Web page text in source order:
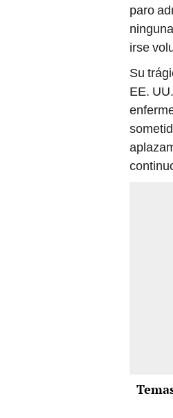
paro
irse
Su
EE.